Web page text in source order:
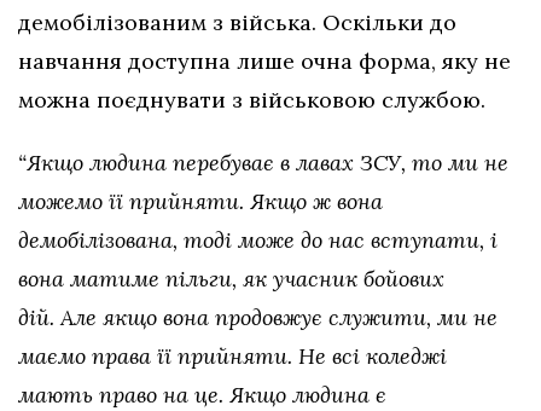
демобілізованим з війська. Оскільки до
навчання доступна лише очна форма, яку не
можна поєднувати з військовою службою.
“Якщо людина перебуває в лавах ЗСУ, то ми не
можемо її прийняти. Якщо ж вона
демобілізована, тоді може до нас вступати, і
вона матиме пільги, як учасник бойових
дій. Але якщо вона продовжує служити, ми не
маємо права її прийняти. Не всі коледжі
мають право на це. Якщо людина є